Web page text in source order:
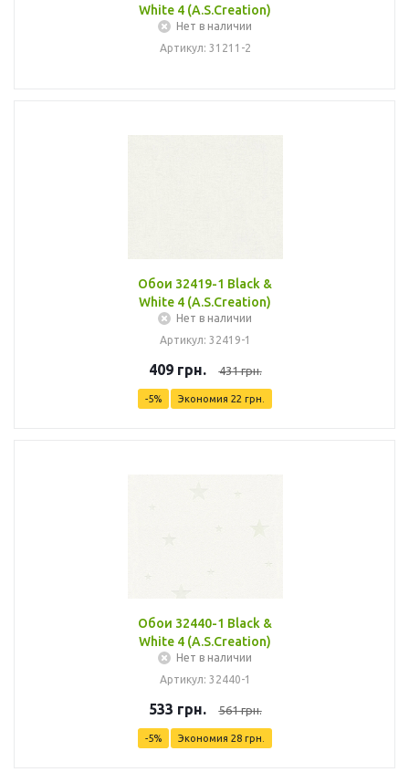
White 4 (A.S.Creation)
Нет в наличии
Артикул: 31211-2
Обои 32419-1 Black &
White 4 (A.S.Creation)
Нет в наличии
Артикул: 32419-1
409грн. 431грн.
-5% Экономия 22 грн.
Обои 32440-1 Black &
White 4 (A.S.Creation)
Нет в наличии
Артикул: 32440-1
533 грн. 561грн.
-5% Экономия 28 грн.